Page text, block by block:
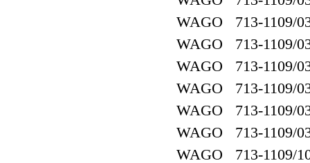
WAGO 713-1109/
WAGO 713-1109/
WAGO 713-1109/
WAGO 713-1109/
WAGO 713-1109/
WAGO 713-1109/
WAGO 713-1109/